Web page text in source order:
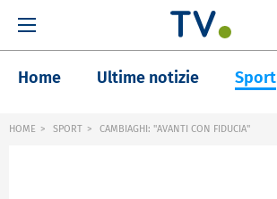
Home Ultime notizie Sport
HOME SPORT CAMBIAGHI: "AVANTI CON FIDUCIA"